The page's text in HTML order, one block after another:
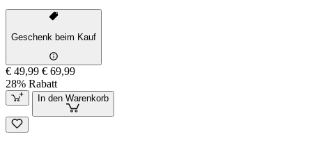
Geschenk beim Kauf
€ 49,99 € 69,99
28% Rabatt
In den Warenkorb